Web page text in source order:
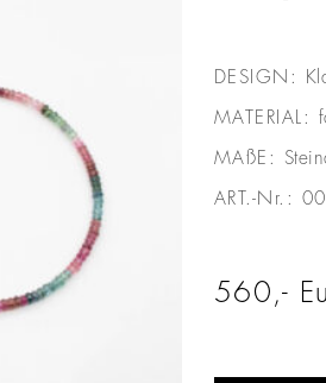
DESIGN:
MATERIAL:
MAßE:
ART.-Nr.:
560